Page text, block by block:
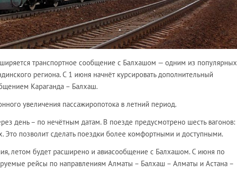
транспортное сообщение с Балхашом — одним из популярных
региона. С 1 июня начнёт курсировать дополнительный
Караганда – Балхаш.
увеличения пассажиропотока в летний период.
день – по нечётным датам. В поезде предусмотрено шесть вагонов:
Это позволит сделать поездки более комфортными и доступными.
летом будет расширено и авиасообщение с Балхашом. С июня по
рейсы по направлениям Алматы – Балхаш – Алматы и Астана –